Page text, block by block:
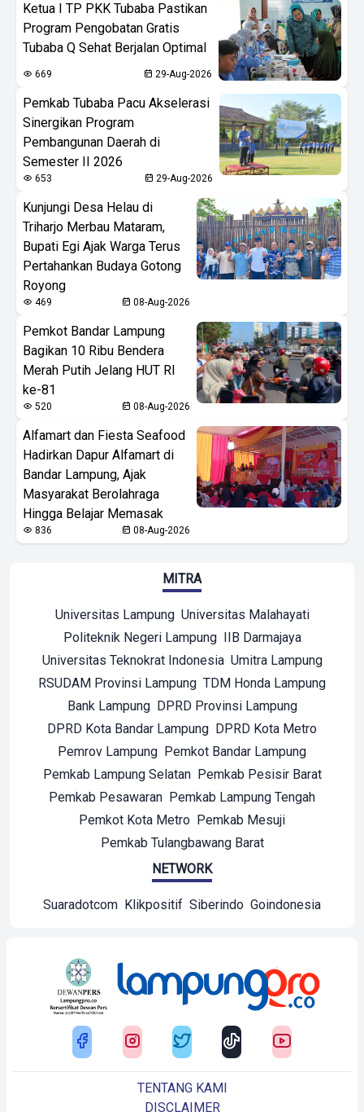
Ketua I TP PKK Tubaba Pastikan
Program Pengobatan Gratis
Tubaba Q Sehat Berjalan Optimal
669 29-Aug-2026
Pemkab Tubaba Pacu Akselerasi
Sinergikan Program
Pembangunan Daerah di
Semester II 2026
653 29-Aug-2026
Kunjungi Desa Helau di
Triharjo Merbau Mataram,
Bupati Egi Ajak Warga Terus
Pertahankan Budaya Gotong
Royong
469 08-Aug-2026
Pemkot Bandar Lampung
Bagikan 10 Ribu Bendera
Merah Putih Jelang HUT RI
ke-81
520 08-Aug-2026
Alfamart dan Fiesta Seafood
Hadirkan Dapur Alfamart di
Bandar Lampung, Ajak
Masyarakat Berolahraga
Hingga Belajar Memasak
836 08-Aug-2026
MITRA
Universitas Lampung Universitas Malahayati
Politeknik Negeri Lampung IIB Darmajaya
Universitas Teknokrat Indonesia Umitra Lampung
RSUDAM Provinsi Lampung TDM Honda Lampung
Bank Lampung DPRD Provinsi Lampung
DPRD Kota Bandar Lampung DPRD Kota Metro
Pemrov Lampung Pemkot Bandar Lampung
Pemkab Lampung Selatan Pemkab Pesisir Barat
Pemkab Pesawaran Pemkab Lampung Tengah
Pemkot Kota Metro Pemkab Mesuji
Pemkab Tulangbawang Barat
NETWORK
Suaradotcom Klikpositif Siberindo Goindonesia
TENTANG KAMI
DISCLAIMER